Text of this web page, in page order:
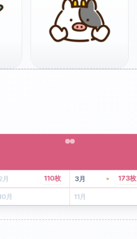
月 3月 43枚
6月
110枚
7 月
173枚
月 11月